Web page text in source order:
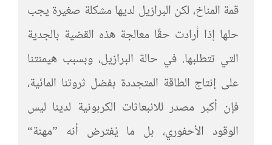
قمة المناخ، لكن البرازيل لديها مشكلة صغيرة يجب
حلها إذا أرادت حقًا معالجة هذه القضية بالجدية
التي تتطلبها. في حالة البرازيل، وبسبب هيمنتنا
على إنتاج الطاقة المتجددة بفضل ثروتنا المائية،
فإن أكبر مصدر للانبعاثات الكربونية لدينا ليس
الوقود الأحفوري، بل ما يُفترض أنه ”مهنة“